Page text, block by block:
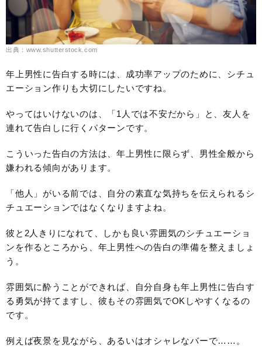
出典：www.shutterstock.com
年上男性に告白する時には、成功率アップのために、シチュ
エーション作りも大切にしたいですね。
やってはいけないのは、「1人では不安だから」と、友人を
連れて告白しに行くパターンです。
こういった告白の方法は、年上男性に限らず、男性全般から
嫌われる傾向があります。
「他人」がいる前では、自分の素直な気持ちを伝えられるシ
チュエーションではなくなりますよね。
彼と2人きりになれて、しかも良い雰囲気のシチュエーショ
ンを作るところから、年上男性への告白の準備を整えましょ
う。
雰囲気に酔うことができれば、自分自身も年上男性に告白す
る勇気が持てますし、彼もその雰囲気でOKしやすくなるの
です。
例えば夜景を見ながら、あるいはオシャレなバーで……。